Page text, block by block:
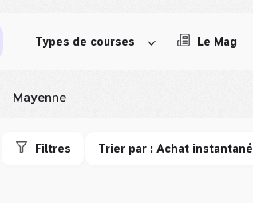
Types de courses Le Mag
Mayenne
Filtres Trier par : Achat instantané